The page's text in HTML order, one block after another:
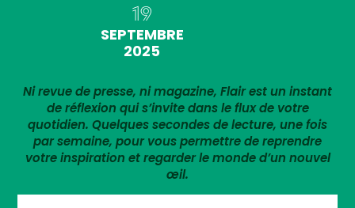
19
SEPTEMBRE
2025
Ni revue de presse, ni magazine, Flair est un instant
de réflexion qui s’invite dans le flux de votre
quotidien. Quelques secondes de lecture, une fois
par semaine, pour vous permettre de reprendre
votre inspiration et regarder le monde d’un nouvel
œil.